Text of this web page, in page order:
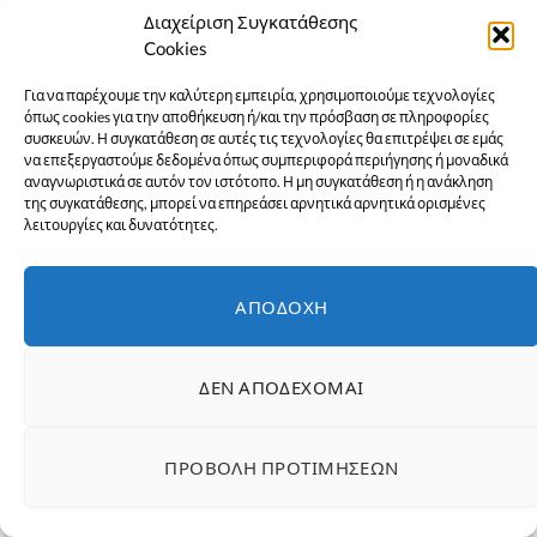
Διαχείριση Συγκατάθεσης
Cookies
Για να παρέχουμε την καλύτερη εμπειρία, χρησιμοποιούμε τεχνολογίες
όπως cookies για την αποθήκευση ή/και την πρόσβαση σε πληροφορίες
συσκευών. Η συγκατάθεση σε αυτές τις τεχνολογίες θα επιτρέψει σε εμάς
να επεξεργαστούμε δεδομένα όπως συμπεριφορά περιήγησης ή μοναδικά
αναγνωριστικά σε αυτόν τον ιστότοπο. Η μη συγκατάθεση ή η ανάκληση
της συγκατάθεσης, μπορεί να επηρεάσει αρνητικά αρνητικά ορισμένες
λειτουργίες και δυνατότητες.
ΑΠΟΔΟΧΉ
ΔΕΝ ΑΠΟΔΈΧΟΜΑΙ
ΠΡΟΒΟΛΉ ΠΡΟΤΙΜΉΣΕΩΝ
Κάντε εγγραφή στο
Εγγραφείτε στο newsletter μας για να